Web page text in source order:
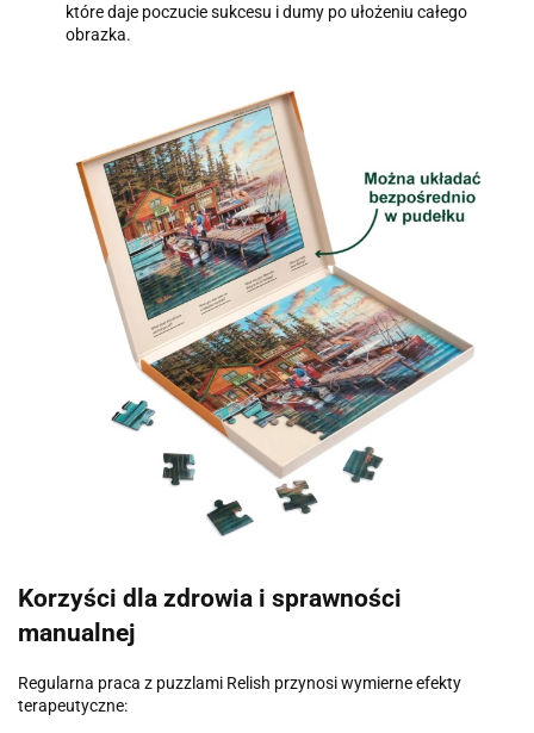
które daje poczucie sukcesu i dumy po ułożeniu całego
obrazka.
Korzyści dla zdrowia i sprawności
manualnej
Regularna praca z puzzlami Relish przynosi wymierne efekty
terapeutyczne: